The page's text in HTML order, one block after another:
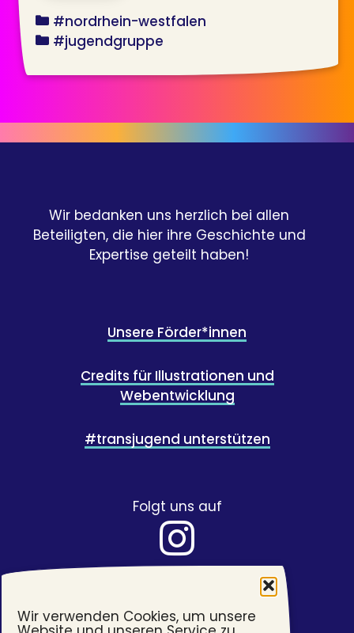
Wir verwenden Cookies, um unsere
bundesland
#nordrhein-westfalen
angebot
#jugendgruppe
Wir bedanken uns herzlich bei allen
Beteiligten, die hier ihre Geschichte und
Expertise geteilt haben!
Unsere Förder*innen
Credits für Illustrationen und
Webentwicklung
#transjugend unterstützen
Folgt uns auf